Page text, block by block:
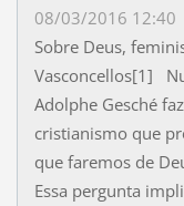
08/03/2016 12:40
Sobre Deus,
Vasconcellos[1]
Adolphe Gesché
cristianismo que
que faremos de
Essa pergunta